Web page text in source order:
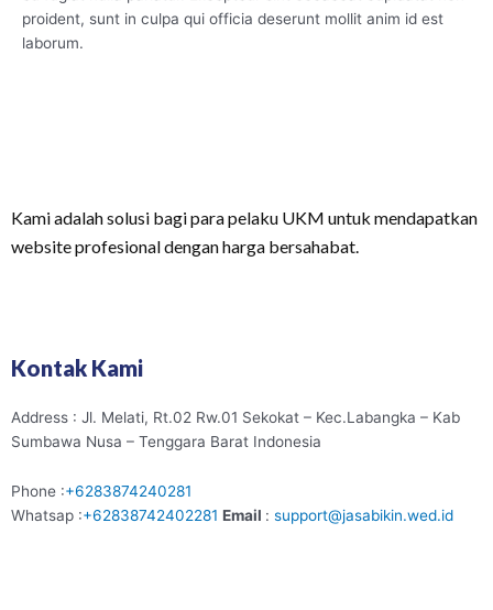
proident, sunt in culpa qui officia deserunt mollit anim id est
laborum.
Kami adalah solusi bagi para pelaku UKM untuk mendapatkan
website profesional dengan harga bersahabat.
Kontak Kami
Address : Jl. Melati, Rt.02 Rw.01 Sekokat – Kec.Labangka – Kab
Sumbawa Nusa – Tenggara Barat Indonesia
Phone :+6283874240281
Whatsap :+62838742402281 Email : support@jasabikin.wed.id